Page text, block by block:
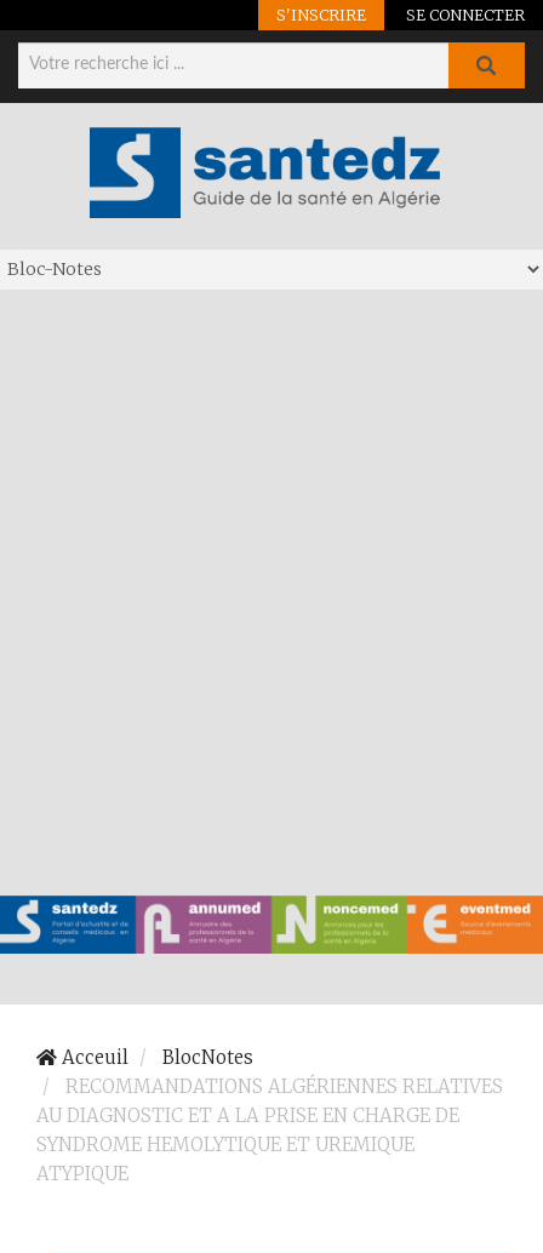
S'INSCRIRE SE CONNECTER
Acceuil
BlocNotes
RECOMMANDATIONS ALGÉRIENNES RELATIVES
AU DIAGNOSTIC ET A LA PRISE EN CHARGE DE
SYNDROME HEMOLYTIQUE ET UREMIQUE
ATYPIQUE